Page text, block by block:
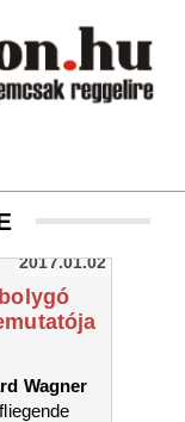
2017.01.02
Wagner